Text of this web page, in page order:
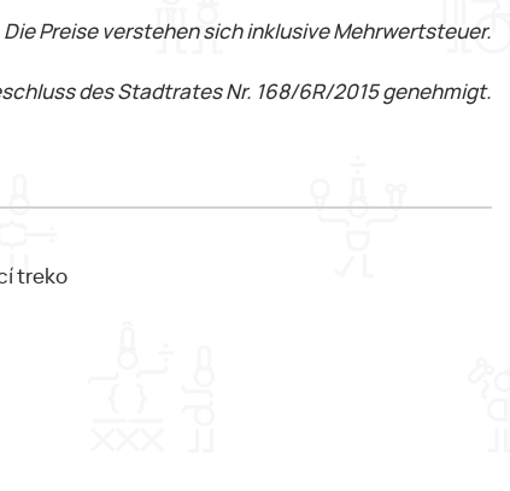
Die Preise verstehen sich inklusive Mehrwertsteuer.
des Stadtrates Nr. 168/6R/2015 genehmigt.
treko